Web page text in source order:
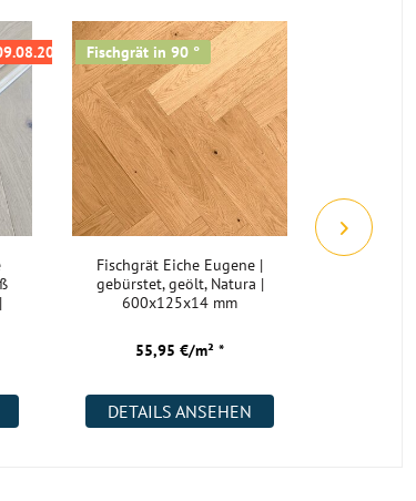
Fischgrät in 90 °
Fischgrät Eiche Eugene |
gebürstet, geölt, Natura |
600x125x14 mm
55,95 €/m² *
DETAILS ANSEHEN